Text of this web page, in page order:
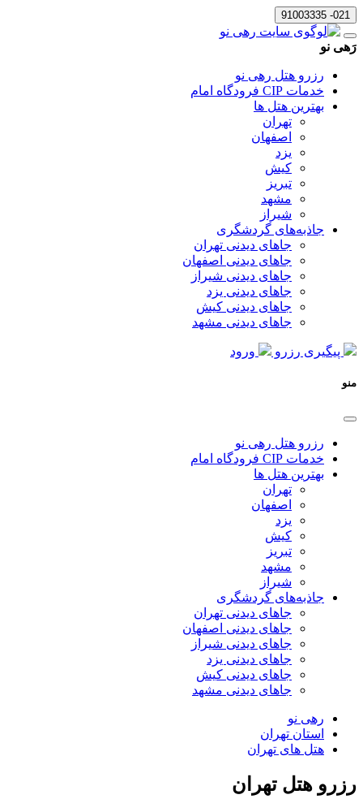
021- 91003335
رَهی نو
رزرو هتل رهی نو
خدمات CIP فرودگاه امام
بهترین هتل ها
تهران
اصفهان
یزد
کیش
تبریز
مشهد
شیراز
جاذبه‌های گردشگری
جاهای دیدنی تهران
جاهای دیدنی اصفهان
جاهای دیدنی شیراز
جاهای دیدنی یزد
جاهای دیدنی کیش
جاهای دیدنی مشهد
پیگیری رزرو ورود
منو
رزرو هتل رهی نو
خدمات CIP فرودگاه امام
بهترین هتل ها
تهران
اصفهان
یزد
کیش
تبریز
مشهد
شیراز
جاذبه‌های گردشگری
جاهای دیدنی تهران
جاهای دیدنی اصفهان
جاهای دیدنی شیراز
جاهای دیدنی یزد
جاهای دیدنی کیش
جاهای دیدنی مشهد
رهی نو
استان تهران
هتل های تهران
رزرو هتل تهران